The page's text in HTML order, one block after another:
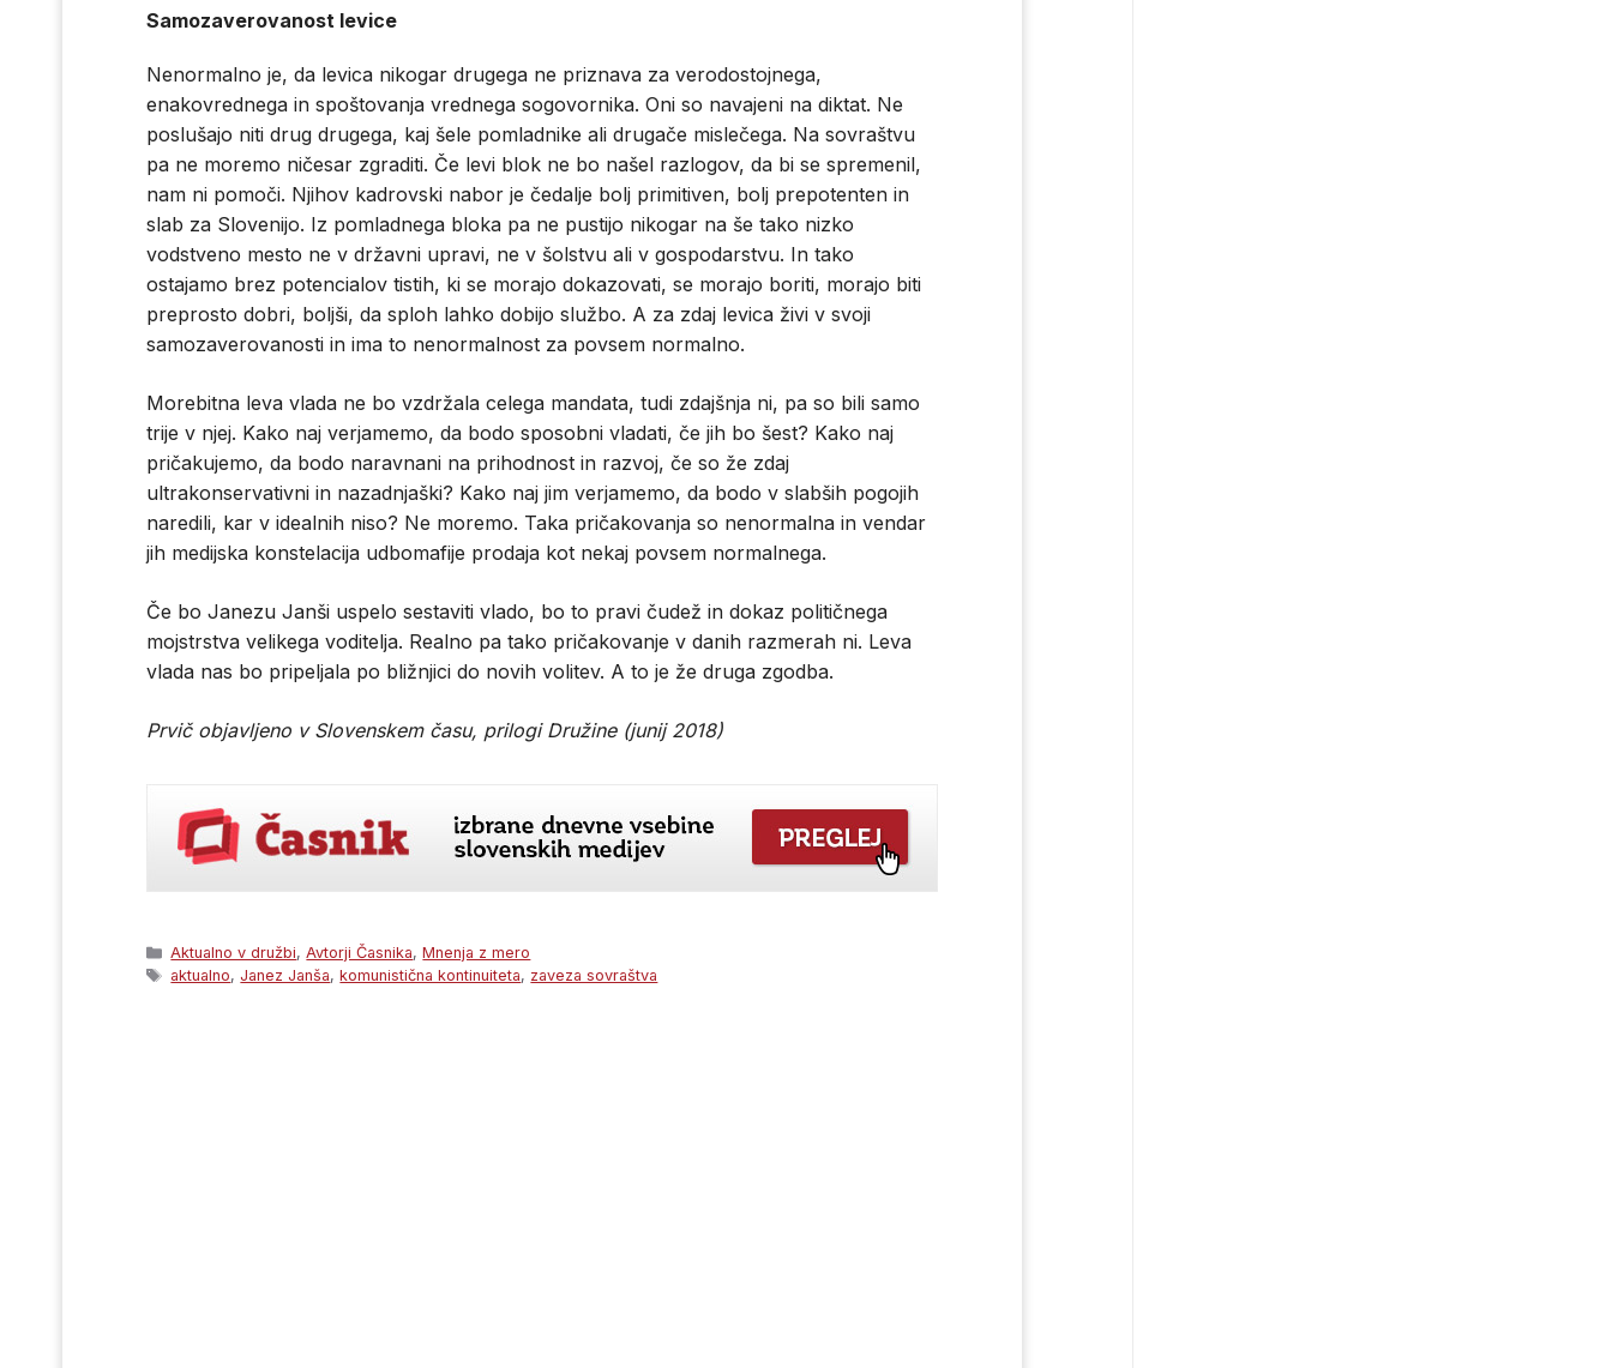
Samozaverovanost levice
Nenormalno je, da levica nikogar drugega ne priznava za verodostojnega,
enakovrednega in spoštovanja vrednega sogovornika. Oni so navajeni na diktat. Ne
poslušajo niti drug drugega, kaj šele pomladnike ali drugače mislečega. Na sovraštvu
pa ne moremo ničesar zgraditi. Če levi blok ne bo našel razlogov, da bi se spremenil,
nam ni pomoči. Njihov kadrovski nabor je čedalje bolj primitiven, bolj prepotenten in
slab za Slovenijo. Iz pomladnega bloka pa ne pustijo nikogar na še tako nizko
vodstveno mesto ne v državni upravi, ne v šolstvu ali v gospodarstvu. In tako
ostajamo brez potencialov tistih, ki se morajo dokazovati, se morajo boriti, morajo biti
preprosto dobri, boljši, da sploh lahko dobijo službo. A za zdaj levica živi v svoji
samozaverovanosti in ima to nenormalnost za povsem normalno.
Morebitna leva vlada ne bo vzdržala celega mandata, tudi zdajšnja ni, pa so bili samo
trije v njej. Kako naj verjamemo, da bodo sposobni vladati, če jih bo šest? Kako naj
pričakujemo, da bodo naravnani na prihodnost in razvoj, če so že zdaj
ultrakonservativni in nazadnjaški? Kako naj jim verjamemo, da bodo v slabših pogojih
naredili, kar v idealnih niso? Ne moremo. Taka pričakovanja so nenormalna in vendar
jih medijska konstelacija udbomafije prodaja kot nekaj povsem normalnega.
Če bo Janezu Janši uspelo sestaviti vlado, bo to pravi čudež in dokaz političnega
mojstrstva velikega voditelja. Realno pa tako pričakovanje v danih razmerah ni. Leva
vlada nas bo pripeljala po bližnjici do novih volitev. A to je že druga zgodba.
Prvič objavljeno v Slovenskem času, prilogi Družine (junij 2018)
Categories
Aktualno v družbi,Avtorji Časnika,Mnenja z mero
Tags
aktualno,Janez Janša,komunistična kontinuiteta, zaveza sovraštva